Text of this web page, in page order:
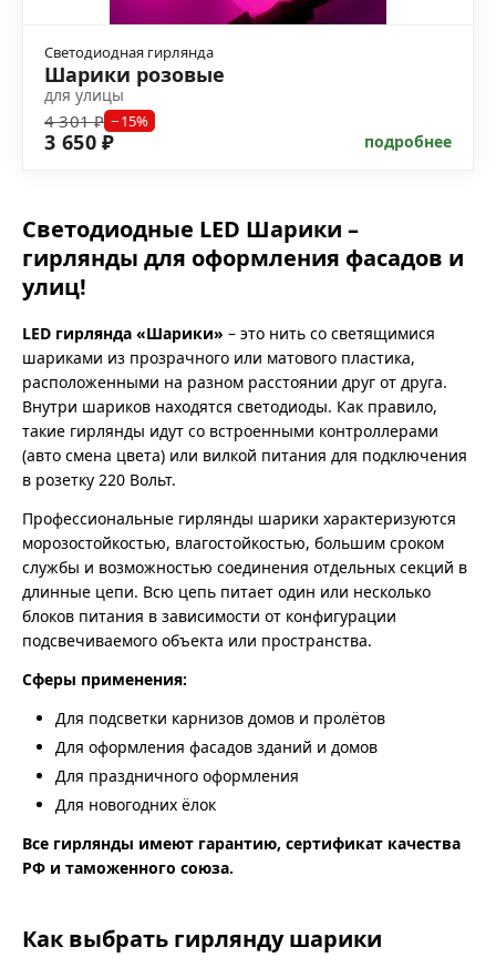
Светодиодная гирлянда
Шарики розовые
для улицы
4 301 ₽ −15%
3 650 ₽ подробнее
Светодиодные LED Шарики –
гирлянды для оформления фасадов и
улиц!
LED гирлянда «Шарики» – это нить со светящимися
шариками из прозрачного или матового пластика,
расположенными на разном расстоянии друг от друга.
Внутри шариков находятся светодиоды. Как правило,
такие гирлянды идут со встроенными контроллерами
(авто смена цвета) или вилкой питания для подключения
в розетку 220 Вольт.
Профессиональные гирлянды шарики характеризуются
морозостойкостью, влагостойкостью, большим сроком
службы и возможностью соединения отдельных секций в
длинные цепи. Всю цепь питает один или несколько
блоков питания в зависимости от конфигурации
подсвечиваемого объекта или пространства.
Сферы применения:
Для подсветки карнизов домов и пролётов
Для оформления фасадов зданий и домов
Для праздничного оформления
Для новогодних ёлок
Все гирлянды имеют гарантию, сертификат качества
РФ и таможенного союза.
Как выбрать гирлянду шарики